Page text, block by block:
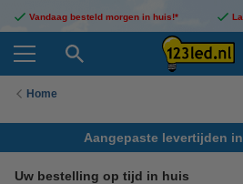
Vandaag besteld morgen in huis!*
Home
Aangepaste levertijden
Uw bestelling op tijd in huis